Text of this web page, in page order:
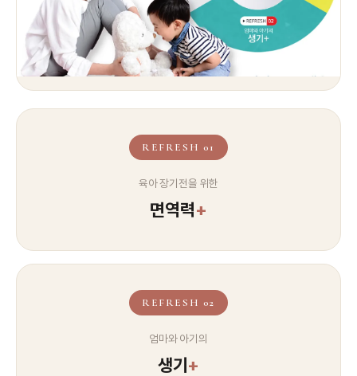
REFRESH 01
육아 장기전을 위한
면역력+
REFRESH 02
엄마와 아기의
생기+